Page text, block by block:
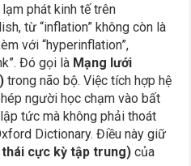
phát kinh tế trên
từ “inflation” không còn là
với “hyperinflation”,
Đó gọi là Mạng lưới
trong não bộ. Việc tích hợp hệ
người học chạm vào bất
tức mà không phải thoát
Dictionary. Điều này giữ
cực kỳ tập trung) của